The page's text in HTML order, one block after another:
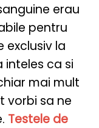
erau
pentru
exclusiv la
inteles ca si
mai mult
vorbi sa ne
Testele de